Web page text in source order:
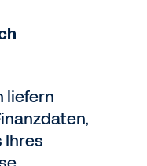
liefern
Ihres